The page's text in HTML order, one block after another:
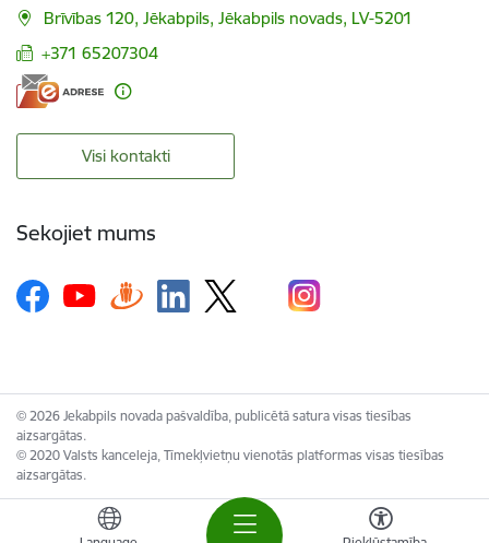
Brīvības 120, Jēkabpils, Jēkabpils novads, LV-5201
+371 65207304
Visi kontakti
Sekojiet mums
© 2026 Jekabpils novada pašvaldība, publicētā satura visas tiesības
aizsargātas.
© 2020 Valsts kanceleja, Tīmekļvietņu vienotās platformas visas tiesības
aizsargātas.